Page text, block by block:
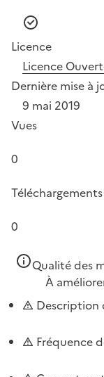
Licence
Licence
Dernière mise à
9 mai 2019
Vues
0
Téléchargements
0
Qualité des
À
Description
Fréquence